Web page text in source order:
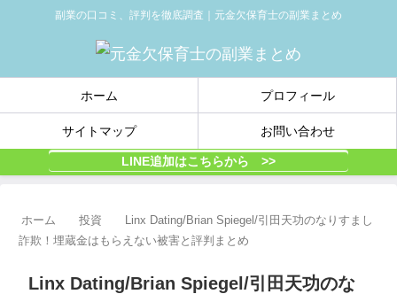
副業の口コミ、評判を徹底調査｜元金欠保育士の副業まとめ
ホーム プロフィール
サイトマップ お問い合わせ
LINE追加はこちらから >>
ホーム 投資
Linx Dating/Brian Spiegel/引田天功のなりすまし
詐欺！埋蔵金はもらえない被害と評判まとめ
Linx Dating/Brian Spiegel/引田天功のな